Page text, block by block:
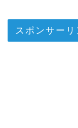
スポンサーリ